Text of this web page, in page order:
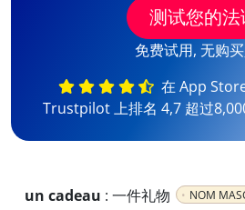
测试您的法
免费试用, 无购
在 App
Trustpilot 上排名 4,7 超过
un cadeau : 一件礼物 NOM